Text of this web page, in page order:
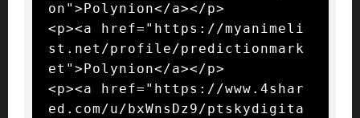
on">Polynion</a></p>
<p><a href="https://myanimeli
st.net/profile/predictionmark
et">Polynion</a></p>
<p><a href="https://www.4shar
ed.com/u/bxWnsDz9/ptskydigita